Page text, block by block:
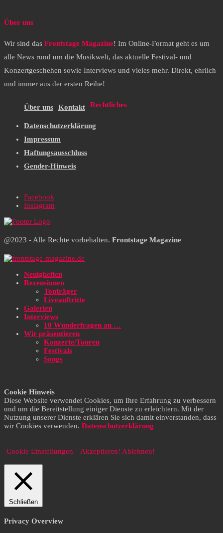
Über uns
Wir sind das Frontstage Magazine! Im Online-Format geht es um
alle News rund um die Musikwelt, das aktuelle Festival- und
Konzertgeschehen sowie Interviews und vieles mehr. Direkt, ehrlich
und immer aus der ersten Reihe!
Über uns Kontakt Rechtliches
Datenschutzerklärung
Impressum
Haftungsausschluss
Gender-Hinweis
Facebook
Instagram
@2023 - Alle Rechte vorbehalten. Frontstage Magazine
Neuigkeiten
Rezensionen
Tonträger
Liveauftritte
Galerien
Interviews
10 Wunderfragen an …
Wir präsentieren
Konzerte/Touren
Festivals
Songs
Cookie Hinweis
Diese Website verwendet Cookies, um Ihre Erfahrung zu verbessern
und um die Bereitstellung einiger Dienste zu erleichtern. Mit der
Nutzung unserer Dienste erklären Sie sich damit einverstanden, dass
wir Cookies verwenden. Datenschutzerklärung
Cookie Einstellungen Akzeptieren! Ablehnen!
Schließen
Privacy Overview